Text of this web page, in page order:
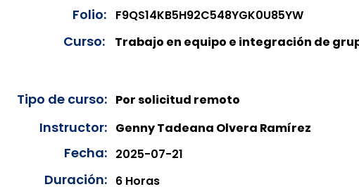
Folio: F9QS14KB5H92C548YGK0U85YW
Curso: Trabajo en equipo e integración de
Tipo de curso: Por solicitud remoto
Instructor: Genny Tadeana Olvera Ramírez
Fecha: 2025-07-21
Duración: 6 Horas